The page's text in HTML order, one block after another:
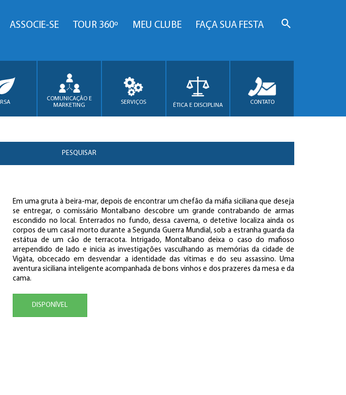
ASSOCIE-SE TOUR 360º MEU CLUBE FAÇA SUA FESTA
RSA
COMUNICAÇÃO E
MARKETING
SERVIÇOS ÉTICA E DISCIPLINA CONTATO
PESQUISAR
Em uma gruta à beira-mar, depois de encontrar um chefão da máfia siciliana que deseja
se entregar, o comissário Montalbano descobre um grande contrabando de armas
escondido no local. Enterrados no fundo, dessa caverna, o detetive localiza ainda os
corpos de um casal morto durante a Segunda Guerra Mundial, sob a estranha guarda da
estátua de um cão de terracota. Intrigado, Montalbano deixa o caso do mafioso
arrependido de lado e inicia as investigações vasculhando as memórias da cidade de
Vigàta, obcecado em desvendar a identidade das vítimas e do seu assassino. Uma
aventura siciliana inteligente acompanhada de bons vinhos e dos prazeres da mesa e da
cama.
DISPONÍVEL